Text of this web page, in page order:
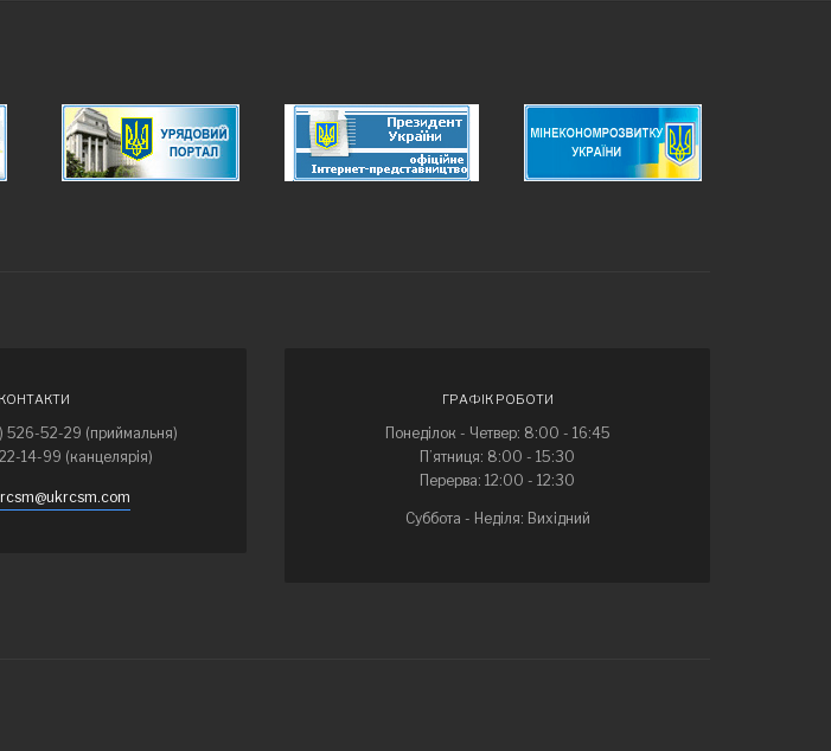
КОНТАКТИ
52-29 (приймальня)
14-99 (канцелярія)
ГРАФІК РОБОТИ
Понеділок - Четвер: 8:00 - 16:45
П’ятниця: 8:00 - 15:30
Перерва: 12:00 - 12:30
Суббота - Неділя: Вихідний